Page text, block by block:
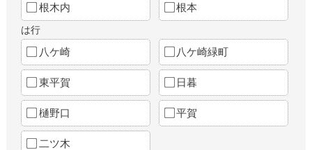
根木内 根本
は行
八ケ崎 八ケ崎緑町
東平賀 日暮
樋野口 平賀
二ツ木